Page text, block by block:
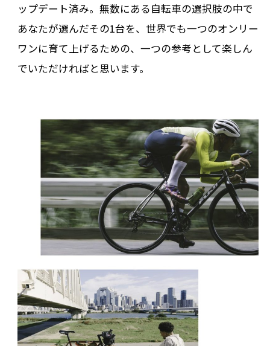
ップデート済み。無数にある自転車の選択肢の中で
あなたが選んだその1台を、世界でも一つのオンリー
ワンに育て上げるための、一つの参考として楽しん
でいただければと思います。